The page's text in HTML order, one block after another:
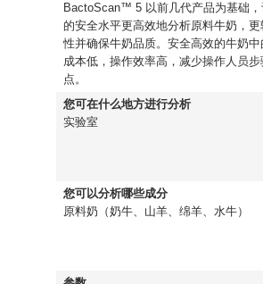
BactoScan™ 5 以前几代产品为基础
的安全水平更高效地分析原料牛奶，
性并确保牛奶品质。安全高效的牛奶
成本低，操作效率高，减少操作人员
点。
您可在什么地方进行分析
实验室
您可以分析哪些成分
原料奶（奶牛、山羊、绵羊、水牛）